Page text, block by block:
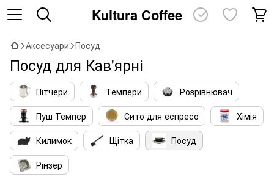
Kultura Coffee
Аксесуари Посуд
Посуд для Кав'ярні
Пітчери Темпери
Розрівнювач
Пуш Темпер
Сито для еспресо
Хімія
Килимок
Щітка
Посуд
Рінзер